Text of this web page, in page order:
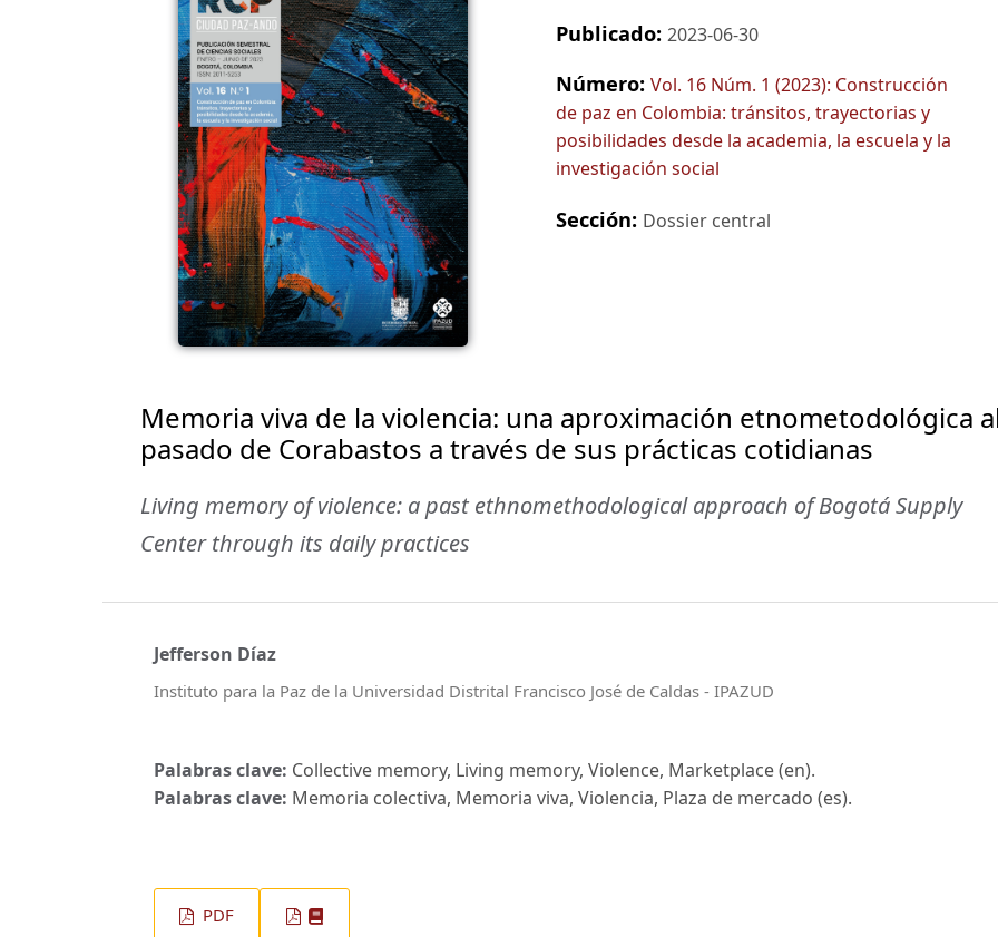
Publicado: 2023-06-30
Número: Vol. 16 Núm. 1 (2023): Construcción
de paz en Colombia: tránsitos, trayectorias y
posibilidades desde la academia, la escuela y la
investigación social
Sección: Dossier central
Memoria viva de la violencia: una aproximación etnometodológica
pasado de Corabastos a través de sus prácticas cotidianas
Living memory of violence: a past ethnomethodological approach of Bogotá Supply
Center through its daily practices
Jefferson Díaz
Instituto para la Paz de la Universidad Distrital Francisco José de Caldas - IPAZUD
Palabras clave: Collective memory, Living memory, Violence, Marketplace (en).
Palabras clave: Memoria colectiva, Memoria viva, Violencia, Plaza de mercado (es).
PDF